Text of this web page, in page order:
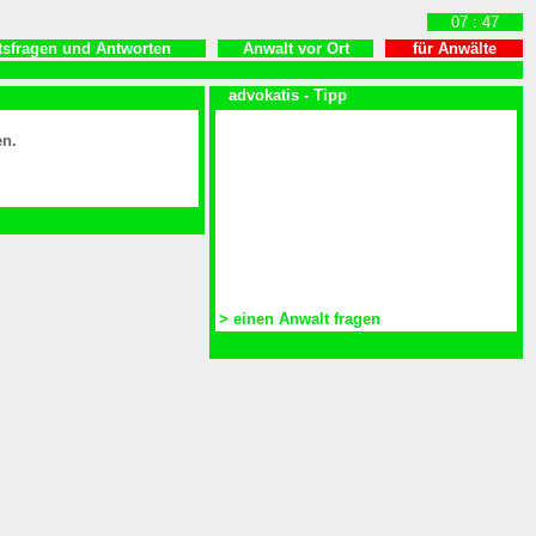
07 : 47
für Anwälte
Anwalt vor Ort
und Antworten
advokatis - Tipp
> einen Anwalt fragen